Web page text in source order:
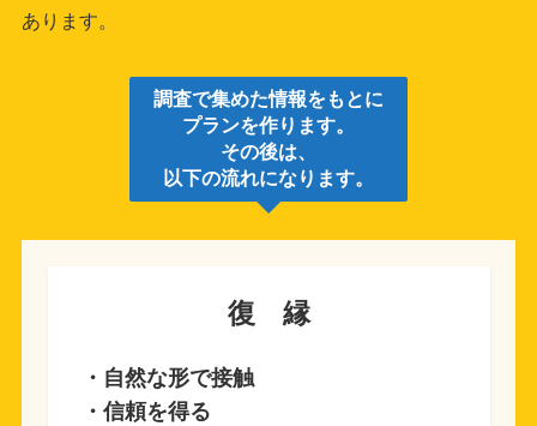
あります。
調査で集めた情報をもとに
プランを作ります。
その後は、
以下の流れになります。
復 縁
・自然な形で接触
・信頼を得る